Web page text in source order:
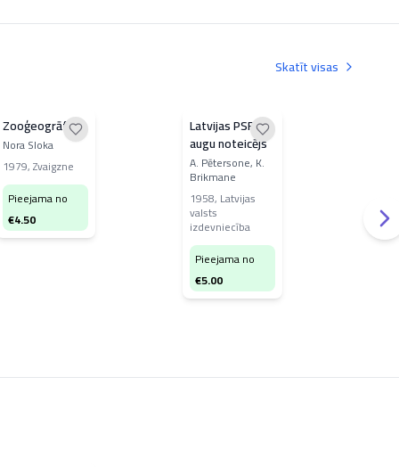
Skatīt visas
Zooģeogrāfija
Nora Sloka
1979,Zvaigzne
Pieejama no
€4.50
Latvijas PSR
augu noteicējs
A. Pētersone, K.
Brikmane
1958, Latvijas
valsts
izdevniecība
Pieejama no
€5.00